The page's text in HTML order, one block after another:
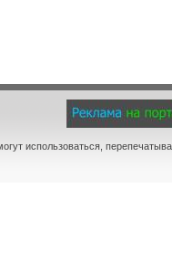
использоваться,